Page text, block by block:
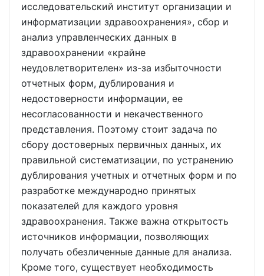
исследовательский институт организации и
информатизации здравоохранения», сбор и
анализ управленческих данных в
здравоохранении «крайне
неудовлетворителен» из-за избыточности
отчетных форм, дублирования и
недостоверности информации, ее
несогласованности и некачественного
представления. Поэтому стоит задача по
сбору достоверных первичных данных, их
правильной систематизации, по устранению
дублирования учетных и отчетных форм и по
разработке международно принятых
показателей для каждого уровня
здравоохранения. Также важна открытость
источников информации, позволяющих
получать обезличенные данные для анализа.
Кроме того, существует необходимость